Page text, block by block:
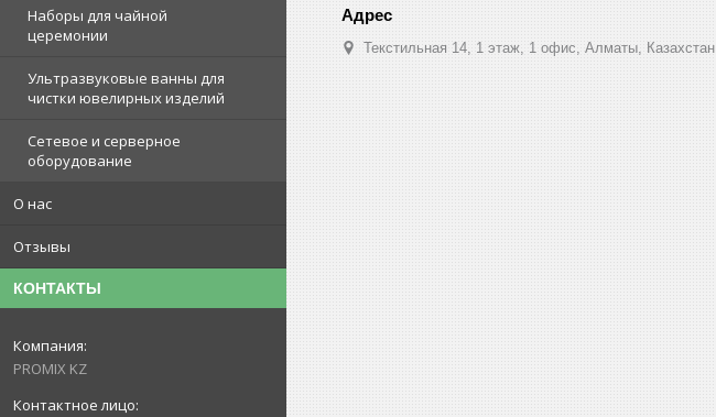
Наборы для чайной
церемонии
Ультразвуковые ванны для
чистки ювелирных изделий
Сетевое и серверное
оборудование
О нас
Отзывы
КОНТАКТЫ
PROMIX KZ
Текстильная 14, 1 этаж, 1 офис, Алматы, Казахстан